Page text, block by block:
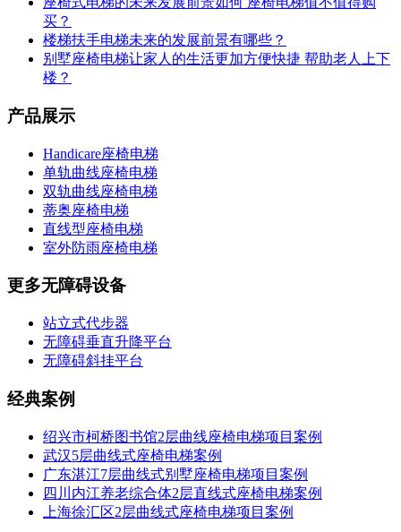
买？
楼梯扶手电梯未来的发展前景有哪些？
别墅座椅电梯让家人的生活更加方便快捷 帮助老人上下
楼？
产品展示
Handicare座椅电梯
单轨曲线座椅电梯
双轨曲线座椅电梯
蒂奥座椅电梯
直线型座椅电梯
室外防雨座椅电梯
更多无障碍设备
站立式代步器
无障碍垂直升降平台
无障碍斜挂平台
经典案例
绍兴市柯桥图书馆2层曲线座椅电梯项目案例
武汉5层曲线式座椅电梯案例
广东湛江7层曲线式别墅座椅电梯项目案例
四川内江养老综合体2层直线式座椅电梯案例
上海徐汇区2层曲线式座椅电梯项目案例